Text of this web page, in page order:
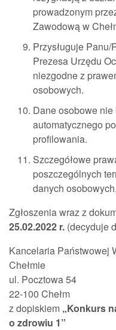
prowadzonym
Zawodową w
Przysługuje
Prezesa Urzędu
niezgodne z
osobowych.
Dane osobowe
automatycznego
profilowania.
Szczegółowe
poszczególnych
danych
Zgłoszenia wraz z
25.02.2022 r. (decyduje
Kancelaria Państwowej
Chełmie
ul. Pocztowa 54
22-100 Chełm
z dopiskiem „Konkurs
o zdrowiu 1”